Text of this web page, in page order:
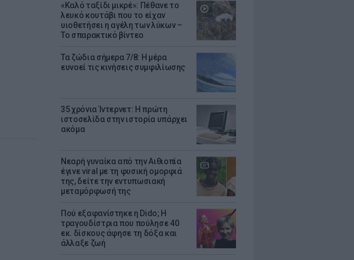
«Καλό ταξίδι μικρέ»: Πέθανε το
λευκό κουτάβι που το είχαν
υιοθετήσει η αγέλη των λύκων –
Το σπαρακτικό βίντεο
Τα ζώδια σήμερα 7/8: Η μέρα
ευνοεί τις κινήσεις συμφιλίωσης
35 χρόνια Ίντερνετ: Η πρώτη
ιστοσελίδα στην ιστορία υπάρχει
ακόμα
Νεαρή γυναίκα από την Αιθιοπία
έγινε viral με τη φυσική ομορφιά
της, δείτε την εντυπωσιακή
μεταμόρφωσή της
Πού εξαφανίστηκε η Dido; Η
τραγουδίστρια που πούλησε 40
εκ. δίσκους άφησε τη δόξα και
άλλαξε ζωή